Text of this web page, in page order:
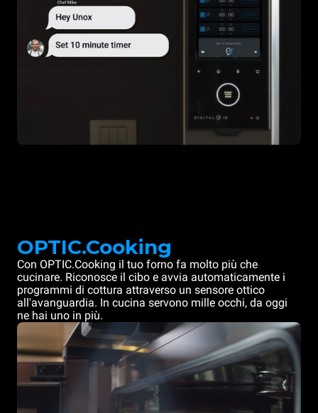
OPTIC.Cooking
Con OPTIC.Cooking il tuo forno fa molto più che
cucinare. Riconosce il cibo e avvia automaticamente i
programmi di cottura attraverso un sensore ottico
all'avanguardia. In cucina servono mille occhi, da oggi
ne hai uno in più.